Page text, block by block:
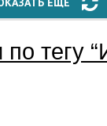
тегу “